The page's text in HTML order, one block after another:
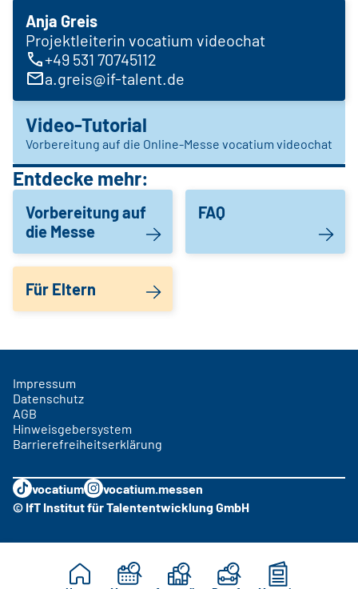
Anja Greis
Projektleiterin vocatium videochat
+49 531 70745112
a.greis@if-talent.de
Video-Tutorial
Vorbereitung auf die Online-Messe vocatium videochat
Entdecke mehr:
Vorbereitung auf
die Messe
FAQ
Für Eltern
Impressum
Datenschutz
AGB
Hinweisgebersystem
Barrierefreiheitserklärung
vocatium
vocatium.messen
© IfT Institut für Talententwicklung GmbH